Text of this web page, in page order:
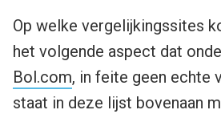
Op welke vergelijkingssites
het volgende aspect dat
Bol.com, in feite geen echte
staat in deze lijst bovenaan